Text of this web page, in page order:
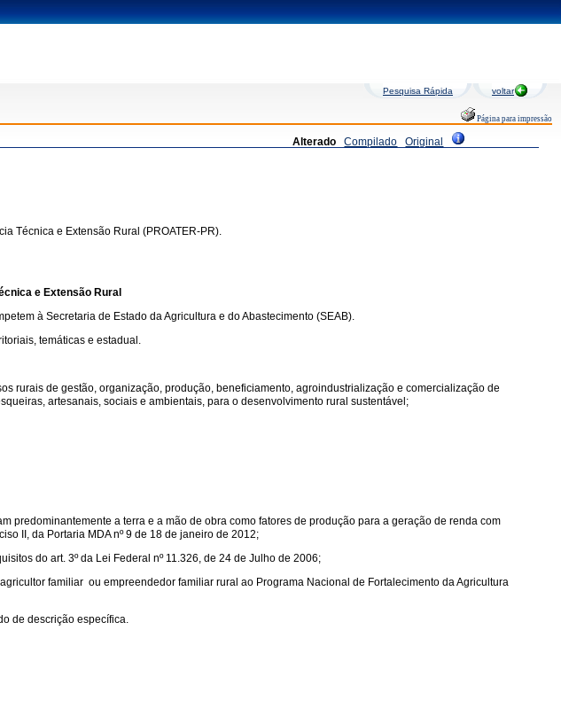
Pesquisa Rápida voltar
Página para impressão
Alterado Compilado Original
Técnica e Extensão Rural (PROATER-PR).
e Extensão Rural
à Secretaria de Estado da Agricultura e do Abastecimento (SEAB).
temáticas e estadual.
rurais de gestão, organização, produção, beneficiamento, agroindustrialização e comercialização de
artesanais, sociais e ambientais, para o desenvolvimento rural sustentável;
predominantemente a terra e a mão de obra como fatores de produção para a geração de renda com
II, da Portaria MDA nº 9 de 18 de janeiro de 2012;
do art. 3º da Lei Federal nº 11.326, de 24 de Julho de 2006;
familiar ou empreendedor familiar rural ao Programa Nacional de Fortalecimento da Agricultura
de descrição específica.